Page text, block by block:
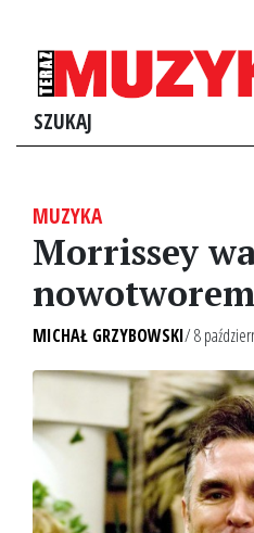
SZUKAJ
MUZYKA
Morrissey
nowotworem
MICHAŁ GRZYBOWSKI/ 8